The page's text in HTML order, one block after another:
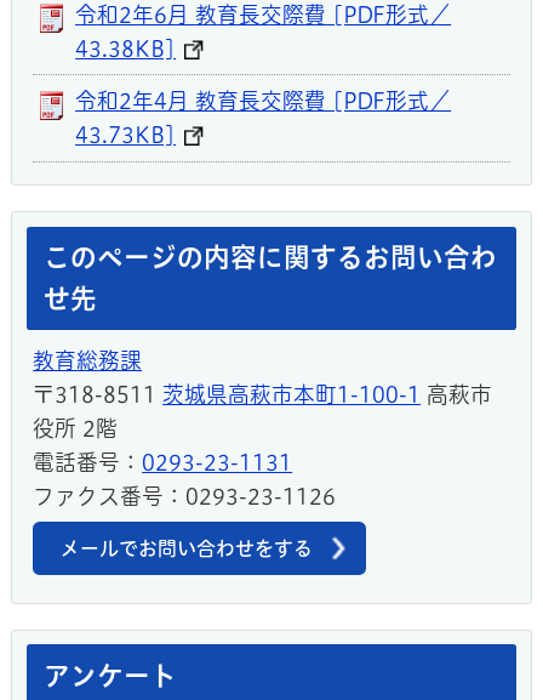
令和2年6月 教育長交際費 [PDF形式／
43.38KB]
令和2年4月 教育長交際費 [PDF形式／
43.73KB]
このページの内容に関するお問い合わ
せ先
教育総務課
〒318-8511 茨城県高萩市本町1-100-1
高萩市
役所 2階
電話番号： 0293-23-1131
ファクス番号：0293-23-1126
メールでお問い合わせをする
アンケート